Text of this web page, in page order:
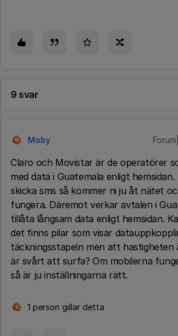
9 svar
M Moby
Claro och Movistar är de operatörer
med data i Guatemala enligt
skicka sms så kommer ni ju åt nätet
fungera. Däremot verkar avtalen i
tillåta långsam data enligt hemsidan.
det finns pilar som visar
täckningsstapeln men att hastigheten
är svårt att surfa? Om mobilerna
så är ju inställningarna rätt.
X 1 person gillar detta